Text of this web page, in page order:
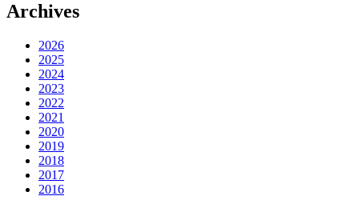
Archives
2026
2025
2024
2023
2022
2021
2020
2019
2018
2017
2016